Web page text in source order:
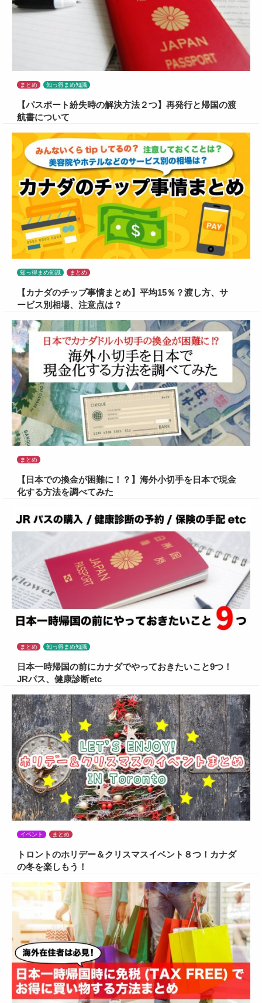
まとめ 知っ得まめ知識
【パスポート紛失時の解決方法２つ】再発行と帰国の渡
航書について
知っ得まめ知識 まとめ
【カナダのチップ事情まとめ】平均15％？渡し方、サ
ービス別相場、注意点は？
まとめ
【日本での換金が困難に！？】海外小切手を日本で現金
化する方法を調べてみた
まとめ 知っ得まめ知識
日本一時帰国の前にカナダでやっておきたいこと9つ！
JRパス、健康診断etc
イベント まとめ
トロントのホリデー＆クリスマスイベント８つ！カナダ
の冬を楽しもう！